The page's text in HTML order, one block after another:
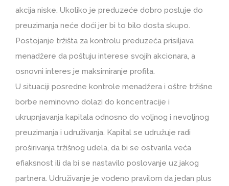
akcija niske. Ukoliko je preduzeće dobro posluje do
preuzimanja neće doći jer bi to bilo dosta skupo.
Postojanje tržišta za kontrolu preduzeća prisiljava
menadžere da poštuju interese svojih akcionara, a
osnovni interes je maksimiranje profita.
U situaciji posredne kontrole menadžera i oštre tržišne
borbe neminovno dolazi do koncentracije i
ukrupnjavanja kapitala odnosno do voljnog i nevoljnog
preuzimanja i udruživanja. Kapital se udružuje radi
proširivanja tržišnog udela, da bi se ostvarila veća
efiaksnost ili da bi se nastavilo poslovanje uz jakog
partnera. Udruživanje je vođeno pravilom da jedan plus